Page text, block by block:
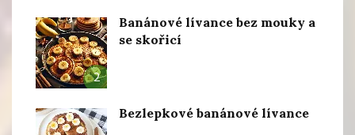
2
Banánové lívance bez mouky a
se skořicí
Bezlepkové banánové lívance